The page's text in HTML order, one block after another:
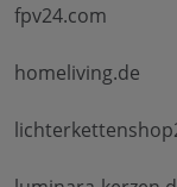
fpv24.com
homeliving.de